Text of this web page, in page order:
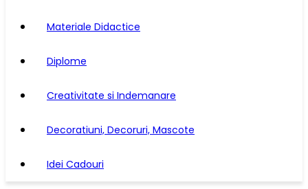
Materiale Didactice
Diplome
Creativitate si Indemanare
Decoratiuni, Decoruri, Mascote
Idei Cadouri